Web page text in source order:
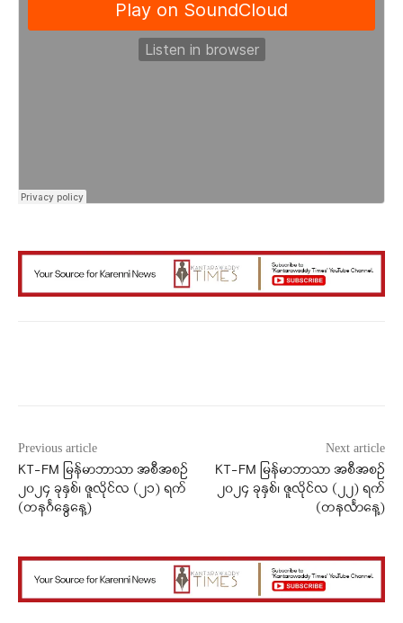
Previous article
KT-FM မြန်မာဘာသာ အစီအစဉ်
၂၀၂၄ ခုနှစ်၊ ဇူလိုင်လ (၂၁) ရက်
(တနင်္ဂနွေနေ့)
Next article
KT-FM မြန်မာဘာသာ အစီအစဉ်
၂၀၂၄ ခုနှစ်၊ ဇူလိုင်လ (၂၂) ရက်
(တနင်္လာနေ့)